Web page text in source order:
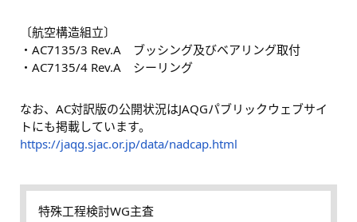
〔航空構造組立〕
・AC7135/3 Rev.A ブッシング及びベアリング取付
・AC7135/4 Rev.A シーリング
なお、AC対訳版の公開状況はJAQGパブリックウェブサイ
トにも掲載しています。
https://jaqg.sjac.or.jp/data/nadcap.html
特殊工程検討WG主査